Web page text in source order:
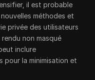
il est probable
méthodes et
privée des utilisateurs
non masqué
inclure
pour la minimisation et